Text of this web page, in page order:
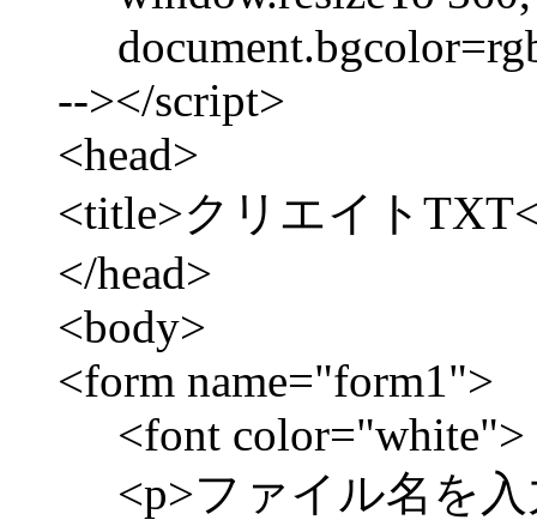
--></script>
<head>
<title>クリエイト
</head>
<body>
<form name="form1">
<font color="white">
<p>ファイル名を入